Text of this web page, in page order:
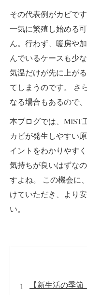
その代表例がカビで
一気に繁殖し始める
ん。行わず、暖房や
んでいるケースも少
気温だけが先に上が
てしまうのです。 さ
なる場合もあるので
本ブログでは、MIST
カビが発生しやすい
イントをわかりやす
気持ちが良いはずな
すよね。 この機会に
けていただき、より
い。
【新生活の季